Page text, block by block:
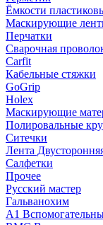
Ёмкости
Маскирующие
Перчатки
Сварочная
Carfit
Кабельные стяжки
GoGrip
Holex
Маскирующие
Полировальные
Ситечки
Лента
Салфетки
Прочее
Русский мастер
Гальванохим
А1